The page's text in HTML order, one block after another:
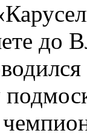
до